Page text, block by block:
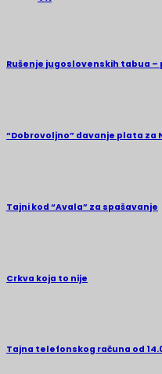
Rušenje jugoslovenskih tabua
“Dobrovoljno” davanje plata za
Tajni kod “Avala” za spašavanje
Crkva koja to nije
Tajna telefonskog računa od